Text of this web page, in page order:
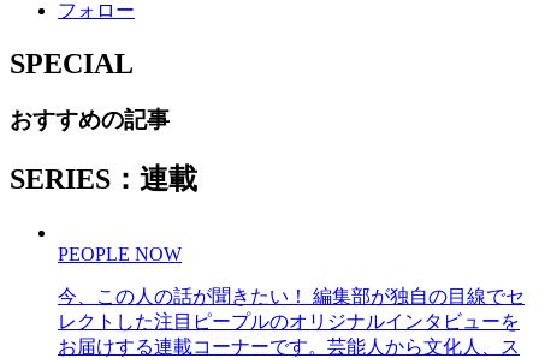
フォロー
SPECIAL
おすすめの記事
SERIES：連載
PEOPLE NOW
今、この人の話が聞きたい！ 編集部が独自の目線でセ
レクトした注目ピープルのオリジナルインタビューを
お届けする連載コーナーです。芸能人から文化人、ス